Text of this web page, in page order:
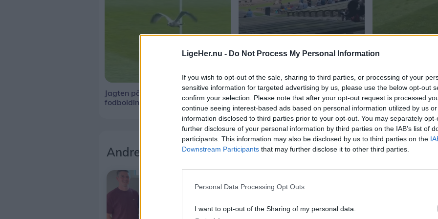
LigeHer.nu - Do Not Process My Personal Information
If you wish to opt-out of the sale, sharing to third parties, or processing of your
sensitive information for targeted advertising by us, please use the below opt-out
confirm your selection. Please note that after your opt-out request is processed
continue seeing interest-based ads based on personal information utilized by us
information disclosed to third parties prior to your opt-out. You may separately
further disclosure of your personal information by third parties on the IAB’s list of
participants. This information may also be disclosed by us to third parties on the
Downstream Participants that may further disclose it to other third parties.
Personal Data Processing Opt Outs
I want to opt-out of the Sharing of my personal data.
Jagten på den
fodboldinteresserede mågeunge
Hjørring Sommerspil
Kasper Kusk blev
fodboldkarriere
Andre læser også